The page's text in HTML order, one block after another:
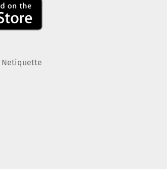
Netiquette